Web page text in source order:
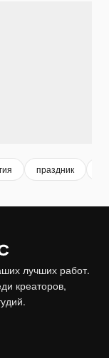
праздник
лучших работ.
креаторов,